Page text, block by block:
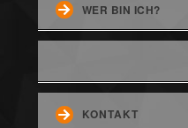
WER BIN ICH?
KONTAKT